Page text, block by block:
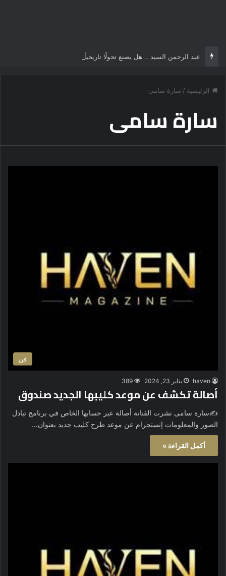
الرئيسية / سارة سامى
سارة سامى
فن
haven يناير 23, 2024 389
أصالة تكشف عن موعد كليبها الجديد صندوق
✍️سارة سامى نشرت الفنانة أصالة عبر حسابها الخاص في برنامج تبادل
الصور والمعلومات إنستجرام عن موعد طرح كليب جديد بعنوان…
أكمل القراءة »